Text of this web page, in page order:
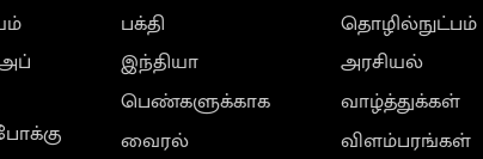
பக்தி
இந்தியா
பெண்களுக்காக
வைரல்
தொழில்நுட்பம்
அரசியல்
வாழ்த்துக்கள்
விளம்பரங்கள்